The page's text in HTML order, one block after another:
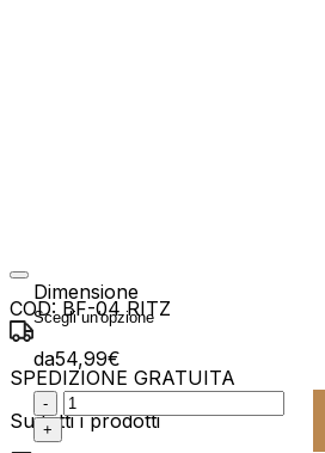
Dimensione
da54,99€
:product_name quantity
-
+
COD: BF-04 RITZ
SPEDIZIONE GRATUITA
Su tutti i prodotti